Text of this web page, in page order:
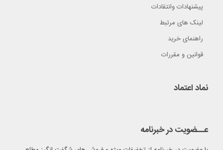
پیشنهادات وانتقادات
لینک های مرتبط
راهنمای خرید
قوانین و مقررات
نماد اعتماد
عــضویت در خبرنامه